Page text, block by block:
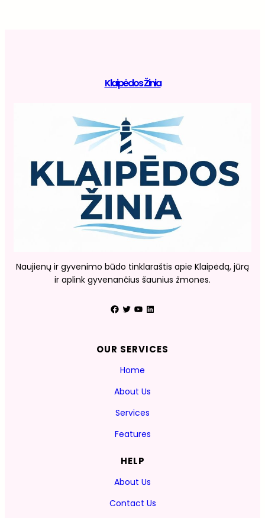
Klaipėdos Žinia
Naujienų ir gyvenimo būdo tinklaraštis apie Klaipėdą, jūrą
ir aplink gyvenančius šaunius žmones.
Facebook Twitter YouTube LinkedIn
OUR SERVICES
Home
About Us
Services
Features
HELP
About Us
Contact Us